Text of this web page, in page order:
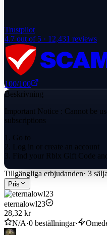
Trustpilot
4.7 out of 5 · 12,431 reviews
100/100
Beskrivning
Important Notice : Cannot be
subscriptions
1. Go to
2. Log in or create an account
3. Find your Rblx Gift Code
Tillgängliga erbjudanden· 3
Pris
eternalowl23
28,32 kr
N/A·0 beställningar·